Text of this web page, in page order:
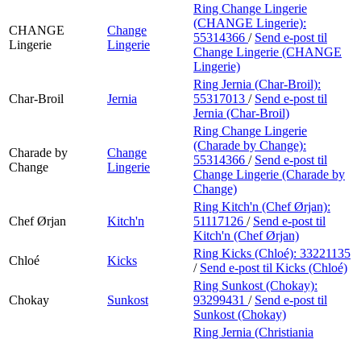
CHANGE
Lingerie
Change
Lingerie
Ring Change Lingerie
(CHANGE Lingerie):
55314366 / Send e-post til
Change Lingerie (CHANGE
Lingerie)
Char-Broil Jernia
Ring Jernia (Char-Broil):
55317013 / Send e-post til
Jernia (Char-Broil)
Charade by
Change
Change
Lingerie
Ring Change Lingerie
(Charade by Change):
55314366 / Send e-post til
Change Lingerie (Charade by
Change)
Chef Ørjan Kitch'n
Ring Kitch'n (Chef Ørjan):
51117126 / Send e-post til
Kitch'n (Chef Ørjan)
Chloé
Kicks
Ring Kicks (Chloé): 33221135
/ Send e-post til Kicks (Chloé)
Chokay Sunkost
Ring Sunkost (Chokay):
93299431 / Send e-post til
Sunkost (Chokay)
Ring Jernia (Christiania